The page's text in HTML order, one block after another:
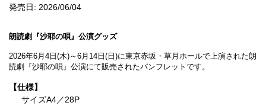
発売日: 2026/06/04
朗読劇『沙耶の唄』公演グッズ
2026年6月4日(木)～6月14日(日)に東京赤坂・草月ホールで上演された朗
読劇『沙耶の唄』公演にて販売されたパンフレットです。
【仕様】
サイズA4／28P